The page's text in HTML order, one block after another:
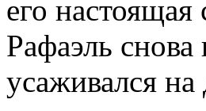
его
Рафаэль
усаживался